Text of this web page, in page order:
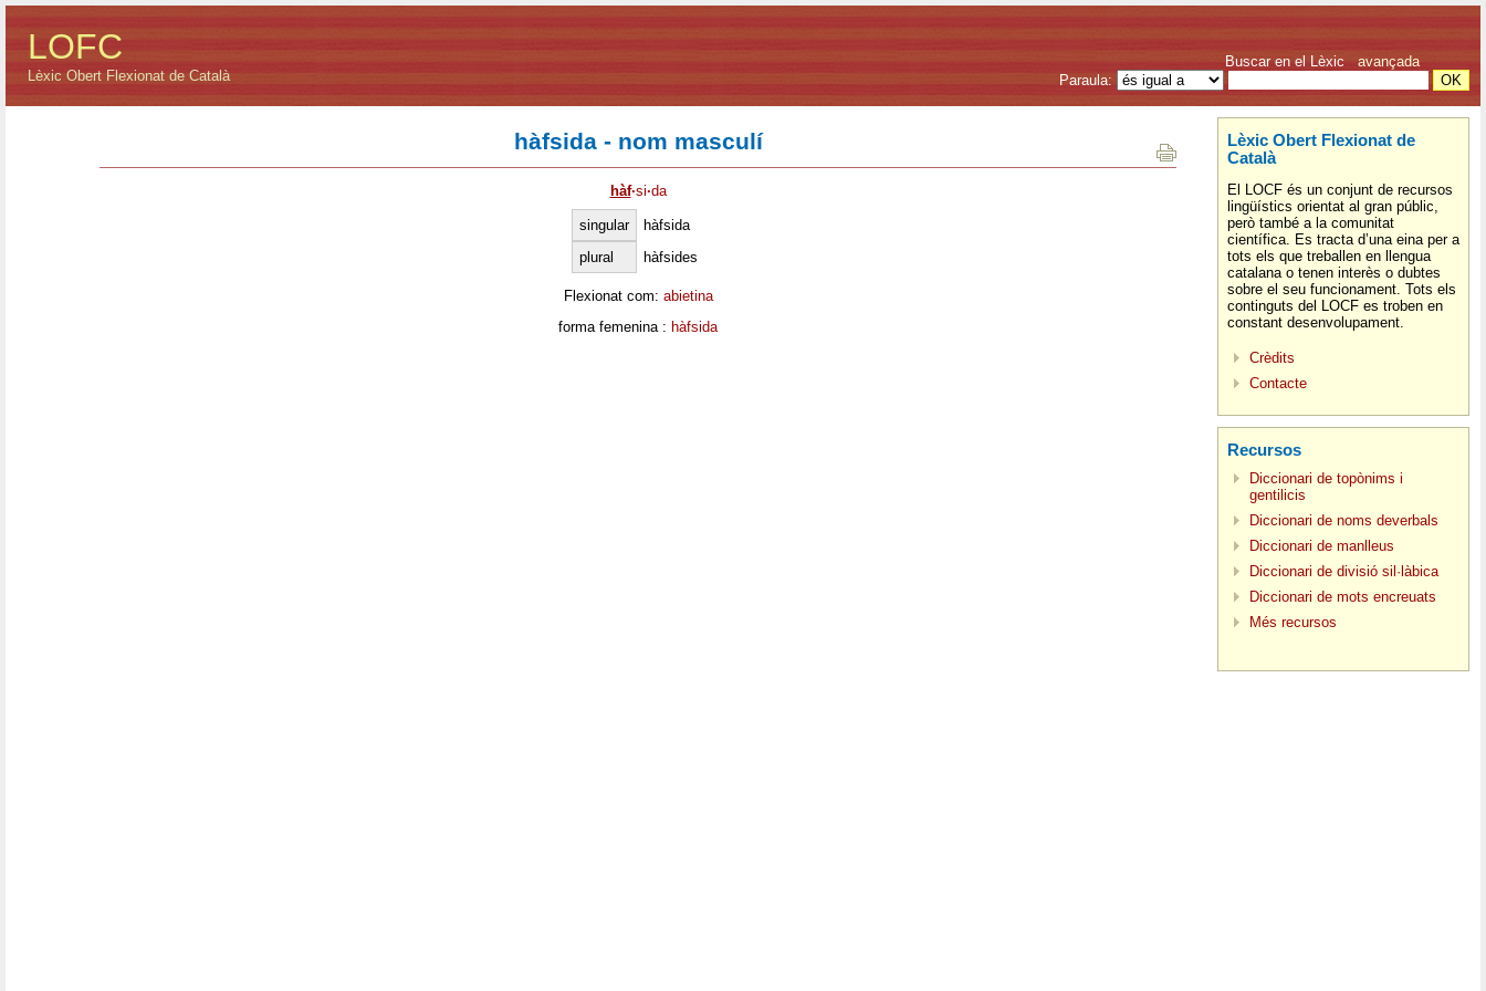
LOFC
Lèxic Obert Flexionat de Català
Buscar en el Lèxic avançada
Paraula:
hàfsida - nom masculí
hàf·si·da
singular
hàfsida
plural
hàfsides
Flexionat com: abietina
forma femenina : hàfsida
Lèxic Obert Flexionat de
Català
El LOCF és un conjunt de recursos
lingüístics orientat al gran públic,
però també a la comunitat
científica. Es tracta d’una eina per a
tots els que treballen en llengua
catalana o tenen interès o dubtes
sobre el seu funcionament. Tots els
continguts del LOCF es troben en
constant desenvolupament.
Crèdits
Contacte
Recursos
Diccionari de topònims i
gentilicis
Diccionari de noms deverbals
Diccionari de manlleus
Diccionari de divisió sil·làbica
Diccionari de mots encreuats
Més recursos